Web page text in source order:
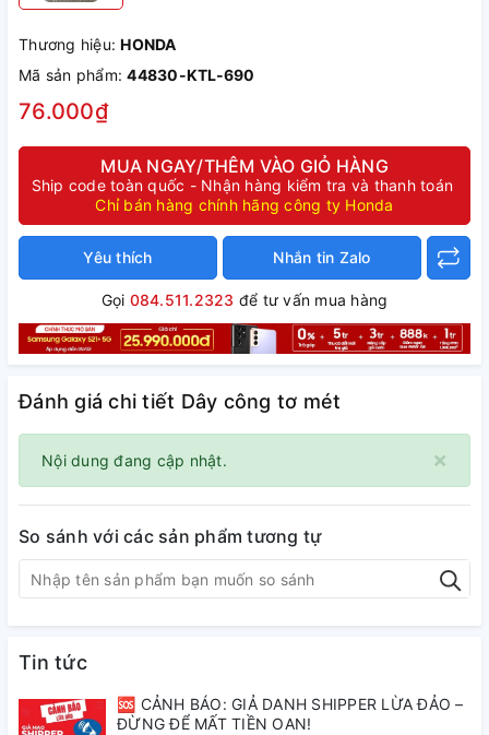
Thương hiệu:HONDA
Mã sản phẩm:44830-KTL-690
76.000₫
MUA NGAY/THÊM VÀO GIỎ HÀNG
Ship code toàn quốc - Nhận hàng kiểm tra và thanh toán
Chỉ bán hàng chính hãng công ty Honda
Yêu thích Nhắn tin Zalo
Gọi 084.511.2323 để tư vấn mua hàng
Đánh giá chi tiết Dây công tơ mét
×
Nội dung đang cập nhật.
So sánh với các sản phẩm tương tự
Tin tức
🆘 CẢNH BÁO: GIẢ DANH SHIPPER LỪA ĐẢO –
ĐỪNG ĐỂ MẤT TIỀN OAN!